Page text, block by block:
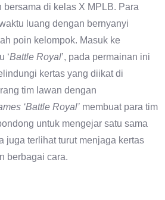
bersama di kelas X MPLB. Para
luang dengan bernyanyi
poin kelompok. Masuk ke
‘Battle Royal’, pada permainan ini
kertas yang diikat di
tim lawan dengan
‘Battle Royal’ membuat para tim
untuk mengejar satu sama
juga terlihat turut menjaga kertas
berbagai cara.